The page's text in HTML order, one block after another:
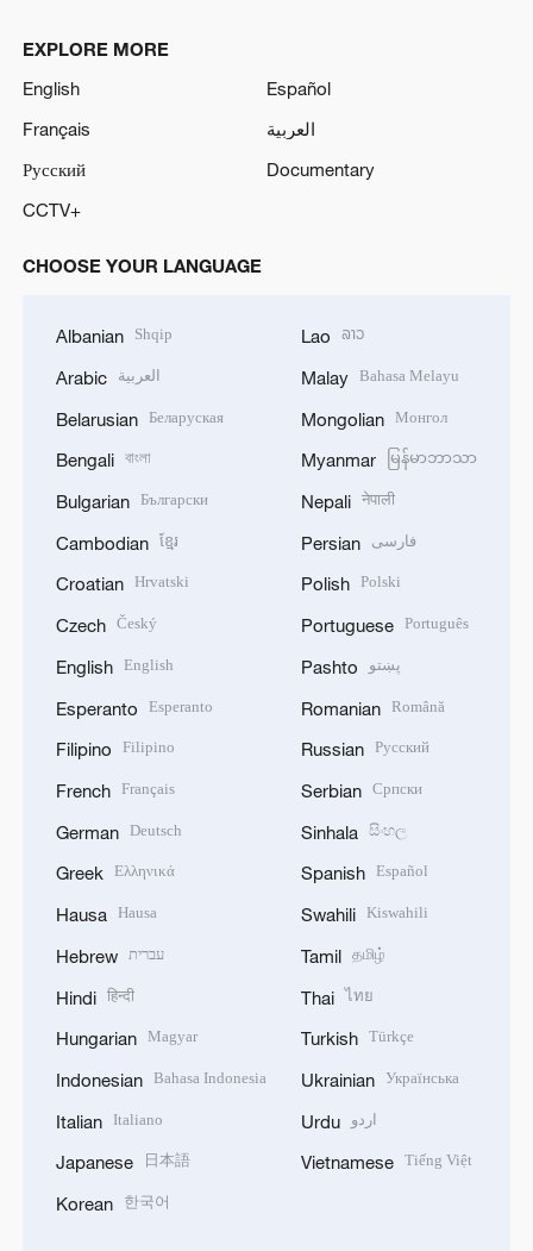
EXPLORE MORE
English
Español
Français
العربية
Русский
Documentary
CCTV+
CHOOSE YOUR LANGUAGE
Albanian Shqip
Arabic العربية
Belarusian Беларуская
Bengali বাংলা
Bulgarian Български
Cambodian ខ្មែរ
Croatian Hrvatski
Czech Český
English English
Esperanto Esperanto
Filipino Filipino
French Français
German Deutsch
Greek Ελληνικά
Hausa Hausa
Hebrew עברית
Hindi हिन्दी
Hungarian Magyar
Indonesian Bahasa Indonesia
Italian Italiano
Japanese 日本語
Korean 한국어
Lao ລາວ
Malay Bahasa Melayu
Mongolian Монгол
Myanmar မြန်မာဘာသာ
Nepali नेपाली
Persian فارسی
Polish Polski
Portuguese Português
Pashto پښتو
Romanian Română
Russian Русский
Serbian Српски
Sinhala සිංහල
Spanish Español
Swahili Kiswahili
Tamil தமிழ்
Thai ไทย
Turkish Türkçe
Ukrainian Українська
Urdu اردو
Vietnamese Tiếng Việt